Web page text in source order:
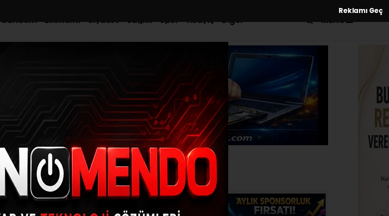
Reklamı Geç
Gündem Ekonomi Siyaset Sağlık Spor Asayiş Diğer MENÜ